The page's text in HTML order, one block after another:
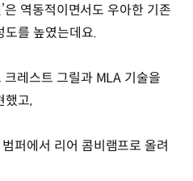
은 역동적이면서도 우아한 기존
를 높였는데요.
레스트 그릴과 MLA 기술을
했고,
퍼에서 리어 콤비램프로 올려